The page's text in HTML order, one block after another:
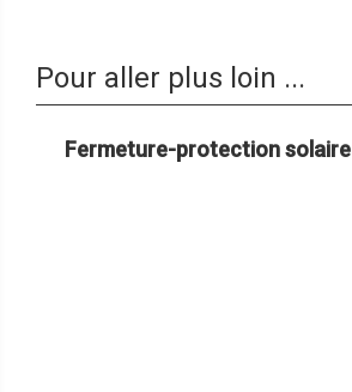
Pour aller plus loin ...
Fermeture-protection solaire